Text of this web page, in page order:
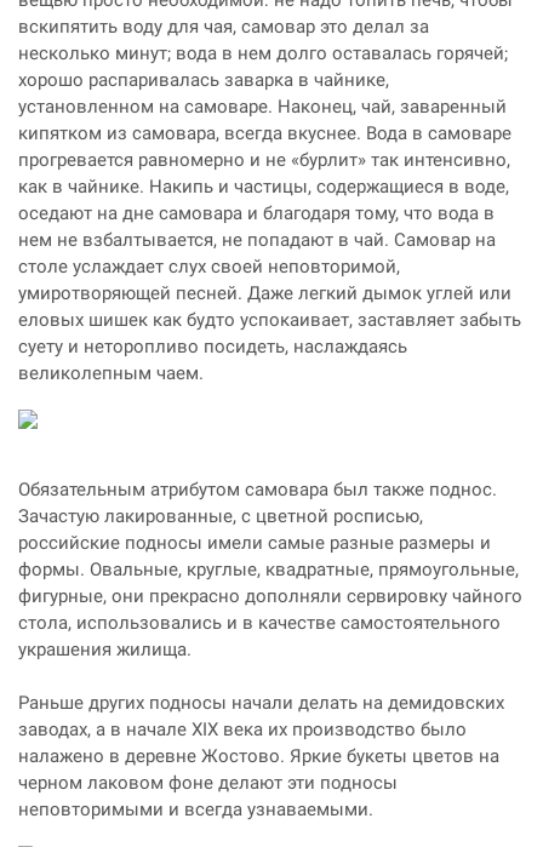
вскипятить воду для чая, самовар это делал за
несколько минут; вода в нем долго оставалась горячей;
хорошо распаривалась заварка в чайнике,
установленном на самоваре. Наконец, чай, заваренный
кипятком из самовара, всегда вкуснее. Вода в самоваре
прогревается равномерно и не «бурлит» так интенсивно,
как в чайнике. Накипь и частицы, содержащиеся в воде,
оседают на дне самовара и благодаря тому, что вода в
нем не взбалтывается, не попадают в чай. Самовар на
столе услаждает слух своей неповторимой,
умиротворяющей песней. Даже легкий дымок углей или
еловых шишек как будто успокаивает, заставляет забыть
суету и неторопливо посидеть, наслаждаясь
великолепным чаем.
Обязательным атрибутом самовара был также поднос.
Зачастую лакированные, с цветной росписью,
российские подносы имели самые разные размеры и
формы. Овальные, круглые, квадратные, прямоугольные,
фигурные, они прекрасно дополняли сервировку чайного
стола, использовались и в качестве самостоятельного
украшения жилища.
Раньше других подносы начали делать на демидовских
заводах, а в начале XIX века их производство было
налажено в деревне Жостово. Яркие букеты цветов на
черном лаковом фоне делают эти подносы
неповторимыми и всегда узнаваемыми.